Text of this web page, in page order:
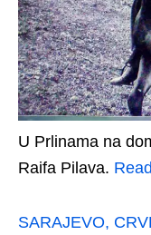
U Prlinama na
Raifa Pilava.
SARAJEVO,